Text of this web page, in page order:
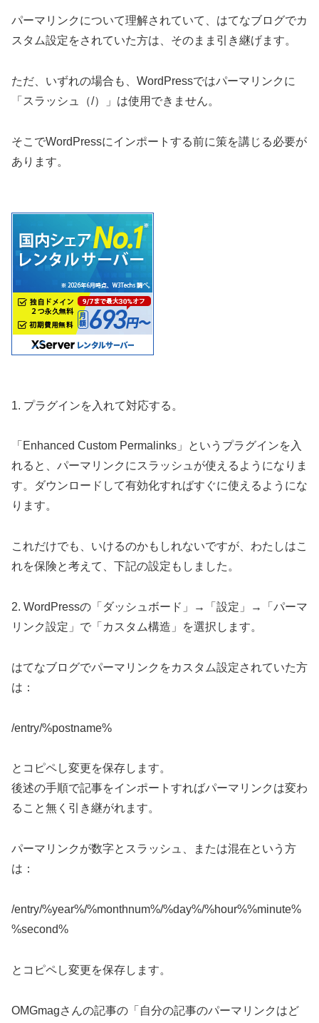
パーマリンクについて理解されていて、はてなブログでカ
スタム設定をされていた方は、そのまま引き継げます。
ただ、いずれの場合も、WordPressではパーマリンクに
「スラッシュ（/）」は使用できません。
そこでWordPressにインポートする前に策を講じる必要が
あります。
1. プラグインを入れて対応する。
「Enhanced Custom Permalinks」というプラグインを入
れると、パーマリンクにスラッシュが使えるようになりま
す。ダウンロードして有効化すればすぐに使えるようにな
ります。
これだけでも、いけるのかもしれないですが、わたしはこ
れを保険と考えて、下記の設定もしました。
2. WordPressの「ダッシュボード」→「設定」→「パーマ
リンク設定」で「カスタム構造」を選択します。
はてなブログでパーマリンクをカスタム設定されていた方
は：
/entry/%postname%
とコピペし変更を保存します。
後述の手順で記事をインポートすればパーマリンクは変わ
ること無く引き継がれます。
パーマリンクが数字とスラッシュ、または混在という方
は：
/entry/%year%/%monthnum%/%day%/%hour%%minute%
%second%
とコピペし変更を保存します。
OMGmagさんの記事の「自分の記事のパーマリンクはど